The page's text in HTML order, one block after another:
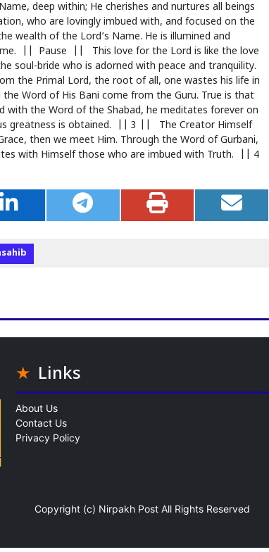
deep within; He cherishes and nurtures all beings
who are lovingly imbued with, and focused on the
of the Lord’s Name. He is illumined and
|| Pause || This love for the Lord is like the love
soul-bride who is adorned with peace and tranquility.
the Primal Lord, the root of all, one wastes his life in
Word of His Bani come from the Guru. True is that
with the Word of the Shabad, he meditates forever on
greatness is obtained. || 3 || The Creator Himself
then we meet Him. Through the Word of Gurbani,
with Himself those who are imbued with Truth. || 4
Links
About Us
Contact Us
Privacy Policy
Copyright (c) Nirpakh Post All Rights Reserved